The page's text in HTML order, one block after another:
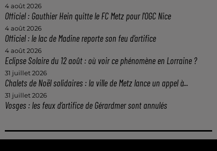
4 août 2026
Officiel : Gauthier Hein quitte le FC Metz pour l'OGC Nice
4 août 2026
Officiel : le lac de Madine reporte son feu d’artifice
4 août 2026
Eclipse Solaire du 12 août : où voir ce phénomène en Lorraine ?
31 juillet 2026
Chalets de Noël solidaires : la ville de Metz lance un appel à...
31 juillet 2026
Vosges : les feux d’artifice de Gérardmer sont annulés